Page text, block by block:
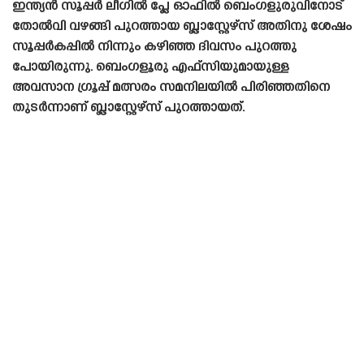
ഇന്ത്യൻ സൂപ്പർ ലീഗിൽ പ്ലേ ഓഫിൽ ബെംഗളുരുവിനോട്
തോൽവി വഴങ്ങി പുറത്തായ ബ്ലാസ്റ്റേഴ്‌സ് അതിനു ശേഷം
സൂപ്പർകപ്പിൽ നിന്നും കഴിഞ്ഞ ദിവസം പുറത്തു
പോയിരുന്നു. ബെംഗളൂരു എഫ്‌സിയുമായുള്ള
അവസാന ഗ്രൂപ്പ് മത്സരം സമനിലയിൽ പിരിഞ്ഞതിനെ
തുടർന്നാണ് ബ്ലാസ്റ്റേഴ്‌സ് പുറത്തായത്.